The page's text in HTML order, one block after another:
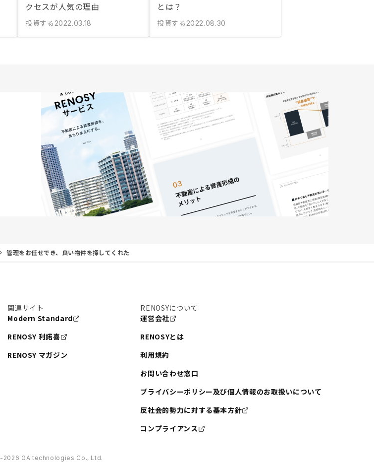
クセスが人気の理由
投資する 2022.03.18
とは？
投資する 2022.08.30
管理をお任せでき、良い物件を探してくれた
関連サイト
Modern Standard
RENOSY 利諾喜
RENOSY マガジン
RENOSYについて
運営会社
RENOSYとは
利用規約
お問い合わせ窓口
プライバシーポリシー及び個人情報のお取扱いについて
反社会的勢力に対する基本方針
コンプライアンス
2026 GA technologies Co., Ltd.